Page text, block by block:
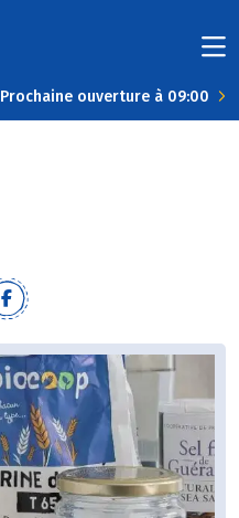
Prochaine ouverture à 09:00